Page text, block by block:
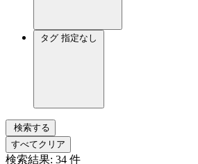
タグ 指定なし
検索する
すべてクリア
検索結果: 34 件